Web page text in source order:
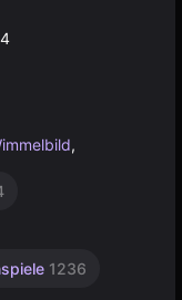
,
1236